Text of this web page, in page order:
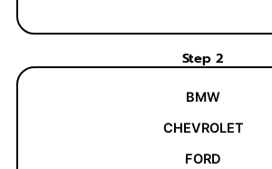
Step 2
BMW
CHEVROLET
FORD